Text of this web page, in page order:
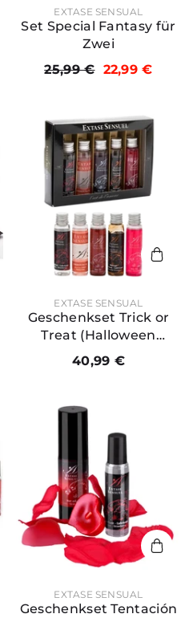
PREDAJCA:EXTASE SENSUAL
Set Special Fantasy für
Zwei
25,99 € 22,99 €
PREDAJCA:EXTASE SENSUAL
Geschenkset Trick or
Treat (Halloween
Edition)
40,99 €
PREDAJCA:EXTASE SENSUAL
Geschenkset Tentación